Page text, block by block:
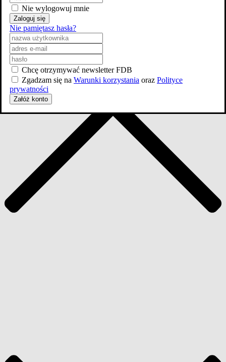
Aktorzy
14
Nie wylogowuj mnie
Zaloguj się
Nie pamiętasz hasła?
Chcę otrzymywać newsletter FDB
Zgadzam się na Warunki korzystania oraz Polityce
prywatności
Załóż konto